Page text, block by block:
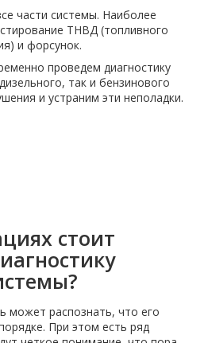
части системы. Наиболее
ТНВД (топливного
и форсунок.
проведем диагностику
так и бензинового
и устраним эти неполадки.
стоит
может распознать, что его
При этом есть ряд